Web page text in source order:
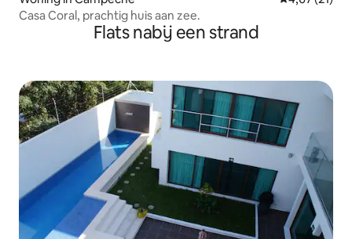
Casa Coral, prachtig huis aan zee.
Flats nabij een strand